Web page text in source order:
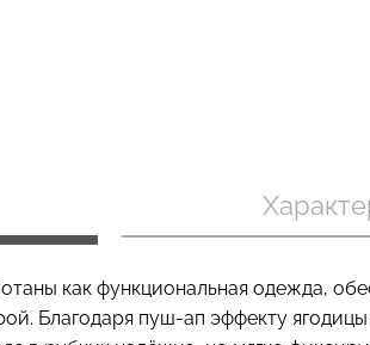
как функциональная одежда,
Благодаря пуш-ап эффекту